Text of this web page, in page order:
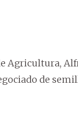
Agricultura,
de